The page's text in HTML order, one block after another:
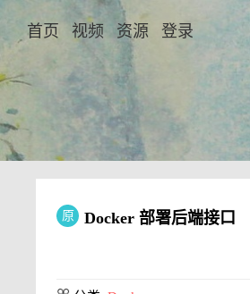
首页 视频 资源 登录
原 Docker 部署后端接口